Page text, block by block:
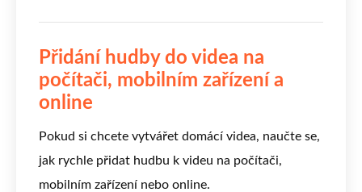
Přidání hudby do videa na
počítači, mobilním zařízení a
online
Pokud si chcete vytvářet domácí videa, naučte se,
jak rychle přidat hudbu k videu na počítači,
mobilním zařízení nebo online.